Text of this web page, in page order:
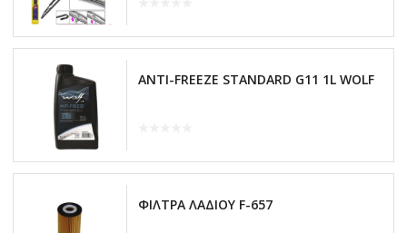
ANTI-FREEZE STANDARD G11 1L WOLF
ΦΙΛΤΡΑ ΛΑΔΙΟΥ F-657